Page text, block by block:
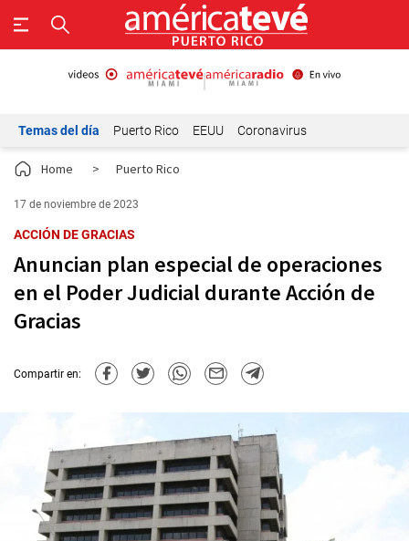
Temas del día Puerto Rico EEUU Coronavirus
Home > Puerto Rico
17 de noviembre de 2023
ACCIÓN DE GRACIAS
Anuncian plan especial de operaciones
en el Poder Judicial durante Acción de
Gracias
Compartir en: